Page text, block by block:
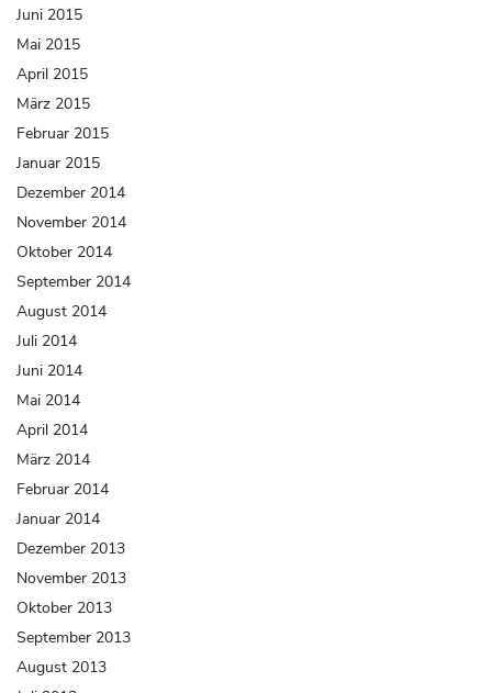
Juni 2015
Mai 2015
April 2015
März 2015
Februar 2015
Januar 2015
Dezember 2014
November 2014
Oktober 2014
September 2014
August 2014
Juli 2014
Juni 2014
Mai 2014
April 2014
März 2014
Februar 2014
Januar 2014
Dezember 2013
November 2013
Oktober 2013
September 2013
August 2013